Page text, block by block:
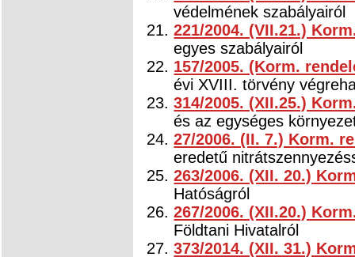
védelmének szabályairól
221/2004. (VII.21.)
egyes szabályairól
157/2005. (Korm.
évi XVIII. törvény
314/2005. (XII.25.)
és az egységes
27/2006. (II. 7.) Korm.
eredetű
263/2006. (XII. 20.)
Hatóságról
267/2006. (XII.20.)
Földtani Hivatalról
373/2014. (XII. 31.)